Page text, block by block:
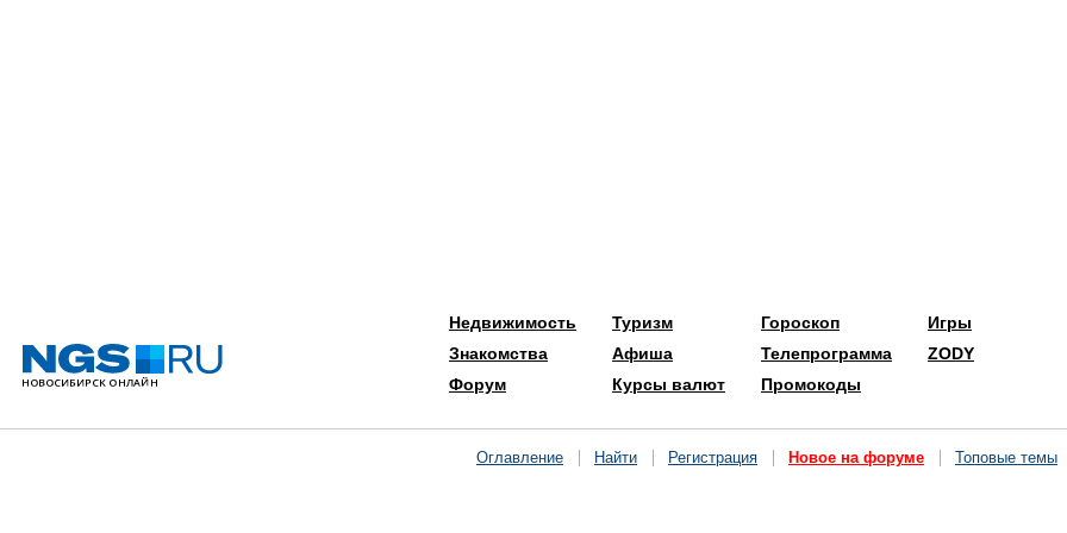
Недвижимость
Знакомства
Форум
Туризм
Афиша
Курсы валют
Гороскоп
Телепрограмма
Промокоды
Игры
ZODY
Оглавление Найти Регистрация Новое на форуме Топовые темы